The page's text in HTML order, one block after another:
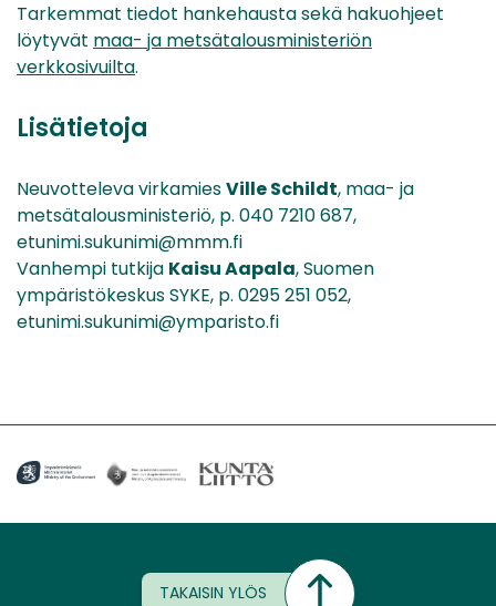
Tarkemmat tiedot hankehausta sekä hakuohjeet
löytyvät maa- ja metsätalousministeriön
verkkosivuilta.
Lisätietoja
Neuvotteleva virkamiesVille Schildt, maa- ja
metsätalousministeriö, p. 040 7210 687,
etunimi.sukunimi@mmm.fi
Vanhempi tutkija Kaisu Aapala, Suomen
ympäristökeskus SYKE, p. 0295 251 052,
etunimi.sukunimi@ymparisto.fi
TAKAISIN YLÖS